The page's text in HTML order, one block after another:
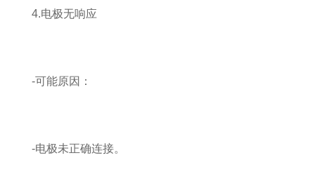
4.电极无响应
-可能原因：
-电极未正确连接。